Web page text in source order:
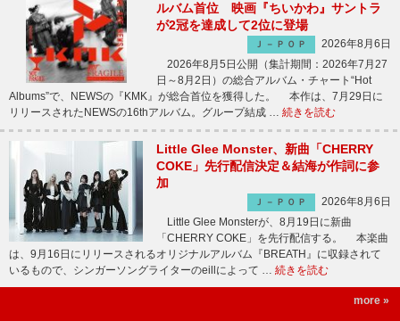
ルバム首位 映画『ちいかわ』サントラ
が2冠を達成して2位に登場
Ｊ－ＰＯＰ
2026年8月6日
2026年8月5日公開（集計期間：2026年7月27
日～8月2日）の総合アルバム・チャート“Hot
Albums”で、NEWSの『KMK』が総合首位を獲得した。 本作は、7月29日に
リリースされたNEWSの16thアルバム。グループ結成 … 続きを読む
Little Glee Monster、新曲「CHERRY
COKE」先行配信決定＆結海が作詞に参
加
Ｊ－ＰＯＰ
2026年8月6日
Little Glee Monsterが、8月19日に新曲
「CHERRY COKE」を先行配信する。 本楽曲
は、9月16日にリリースされるオリジナルアルバム『BREATH』に収録されて
いるもので、シンガーソングライターのeillによって … 続きを読む
more »